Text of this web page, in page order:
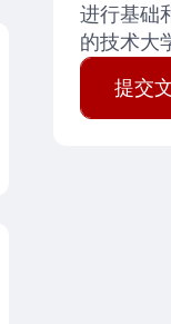
进行基础
的技术大
提交